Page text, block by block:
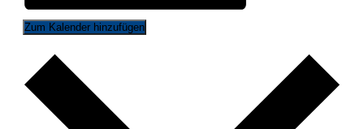
Zum Kalender hinzufügen